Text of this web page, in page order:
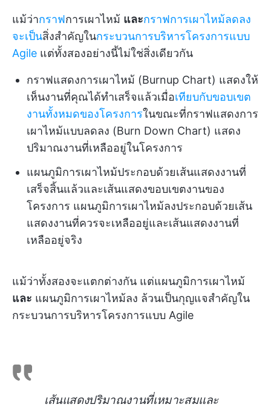
แม้ว่ากราฟการเผาไหม้ และกราฟการเผาไหม้ลดลง
จะเป็นสิ่งสำคัญในกระบวนการบริหารโครงการแบบ
Agile แต่ทั้งสองอย่างนี้ไม่ใช่สิ่งเดียวกัน
กราฟแสดงการเผาไหม้ (Burnup Chart) แสดงให้
เห็นงานที่คุณได้ทำเสร็จแล้วเมื่อเทียบกับขอบเขต
งานทั้งหมดของโครงการในขณะที่กราฟแสดงการ
เผาไหม้แบบลดลง (Burn Down Chart) แสดง
ปริมาณงานที่เหลืออยู่ในโครงการ
แผนภูมิการเผาไหม้ประกอบด้วยเส้นแสดงงานที่
เสร็จสิ้นแล้วและเส้นแสดงขอบเขตงานของ
โครงการ แผนภูมิการเผาไหม้ลงประกอบด้วยเส้น
แสดงงานที่ควรจะเหลืออยู่และเส้นแสดงงานที่
เหลืออยู่จริง
แม้ว่าทั้งสองจะแตกต่างกัน แต่แผนภูมิการเผาไหม้
และ แผนภูมิการเผาไหม้ลง ล้วนเป็นกุญแจสำคัญใน
กระบวนการบริหารโครงการแบบ Agile
เส้นแสดงปริมาณงานที่เหมาะสมและ